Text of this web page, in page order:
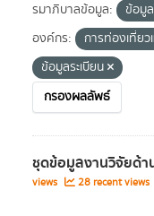
รมาภิบาลข้อมูล:
ข้อมู
องค์กร:
การท่องเที่ยว
ข้อมูลระเบียน
กรองผลลัพธ์
ชุดข้อมูลงานวิจัยด้า
views
28 recent views